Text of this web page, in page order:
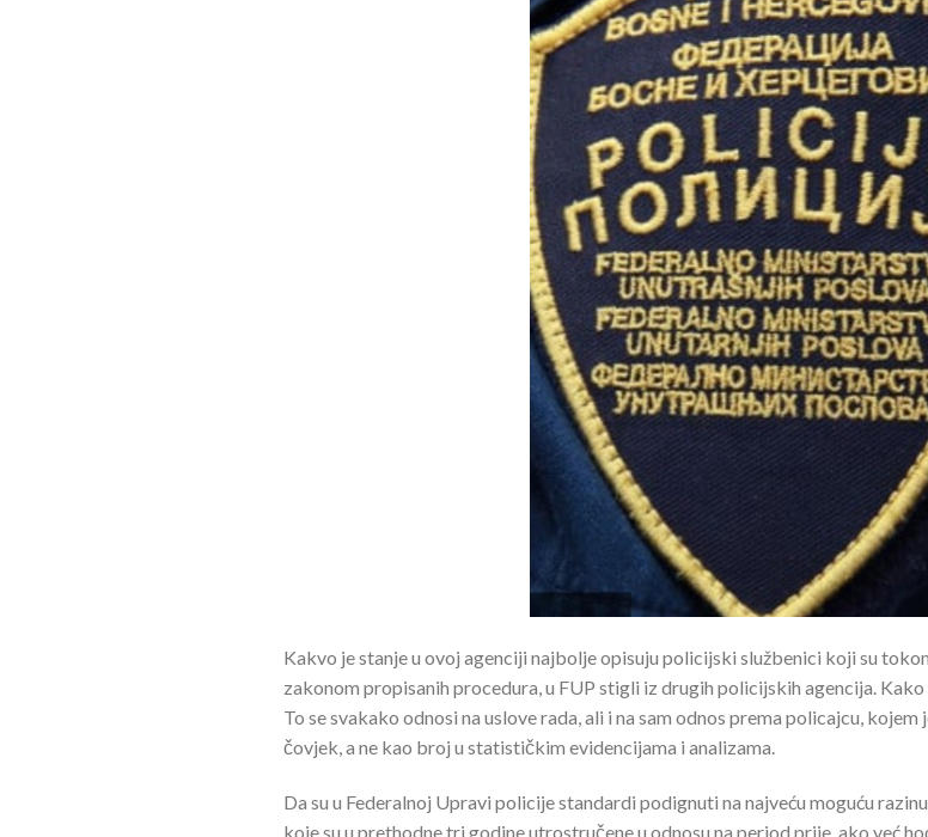
Kakvo je stanje u ovoj agenciji najbolje opisuju policijski službenici koji su
zakonom propisanih procedura, u FUP stigli iz drugih policijskih agencija.
To se svakako odnosi na uslove rada, ali i na sam odnos prema policajcu,
čovjek, a ne kao broj u statističkim evidencijama i analizama.
Da su u Federalnoj Upravi policije standardi podignuti na najveću moguću
koje su u prethodne tri godine utrostručene u odnosu na period prije, ako već